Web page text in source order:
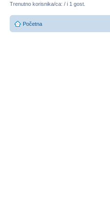
Trenutno korisnika/ca: / i 1 gost.
Početna